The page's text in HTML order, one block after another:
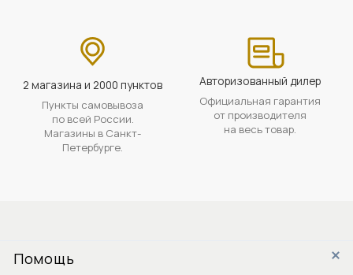
2 магазина и 2000 пунктов
Пункты самовывоза
по всей России.
Магазины в Санкт-
Петербурге.
Авторизованный дилер
Официальная гарантия
от производителя
на весь товар.
Помощь